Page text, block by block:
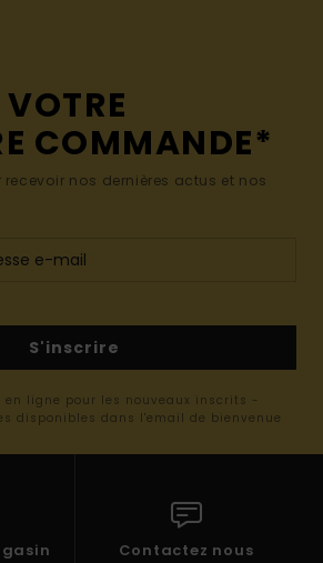
COMMANDE*
nos dernières actus et nos
S'inscrire
en ligne pour les nouveaux inscrits -
disponibles dans l'email de bienvenue
Contactez nous